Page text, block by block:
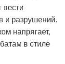
вести
и разрушений.
напрягает,
в стиле